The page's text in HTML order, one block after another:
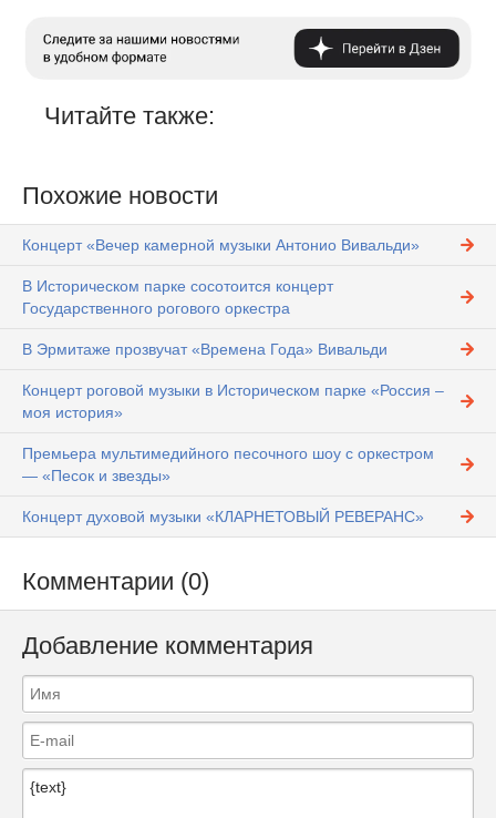
Читайте также:
Похожие новости
Концерт «Вечер камерной музыки Антонио Вивальди»
В Историческом парке сосотоится концерт
Государственного рогового оркестра
В Эрмитаже прозвучат «Времена Года» Вивальди
Концерт роговой музыки в Историческом парке «Россия –
моя история»
Премьера мультимедийного песочного шоу с оркестром
— «Песок и звезды»
Концерт духовой музыки «КЛАРНЕТОВЫЙ РЕВЕРАНС»
Комментарии (0)
Добавление комментария